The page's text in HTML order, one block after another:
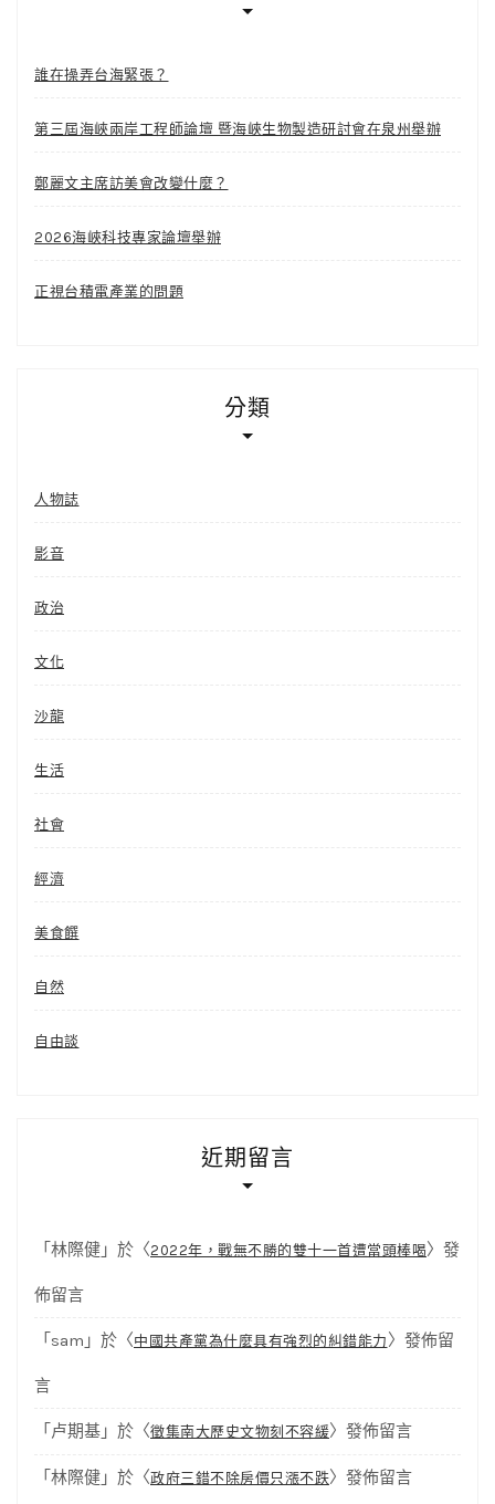
誰在操弄台海緊張？
第三屆海峽兩岸工程師論壇 暨海峽生物製造研討會在泉州舉辦
鄭麗文主席訪美會改變什麼？
2026海峽科技專家論壇舉辦
正視台積電產業的問題
分類
人物誌
影音
政治
文化
沙龍
生活
社會
經濟
美食饌
自然
自由談
近期留言
「 林際健 」於〈2022年，戰無不勝的雙十一首遭當頭棒喝〉發
佈留言
「 sam 」於〈中國共產黨為什麼具有強烈的糾錯能力 〉發佈留
言
「 卢期基 」於〈徵集南大歷史文物刻不容緩〉發佈留言
「 林際健 」於〈政府三錯不除房價只漲不跌〉發佈留言